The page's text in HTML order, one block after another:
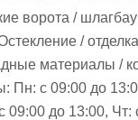
ворота /
/
материалы /
Пн: с 09:00 до
09:00 до 13:00, Чт: